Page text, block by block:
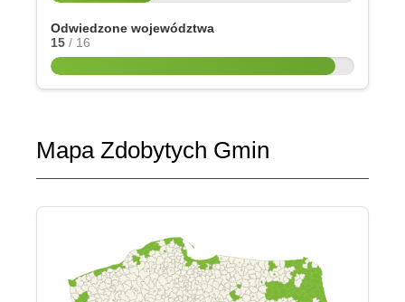
Odwiedzone województwa
15 / 16
Mapa Zdobytych Gmin